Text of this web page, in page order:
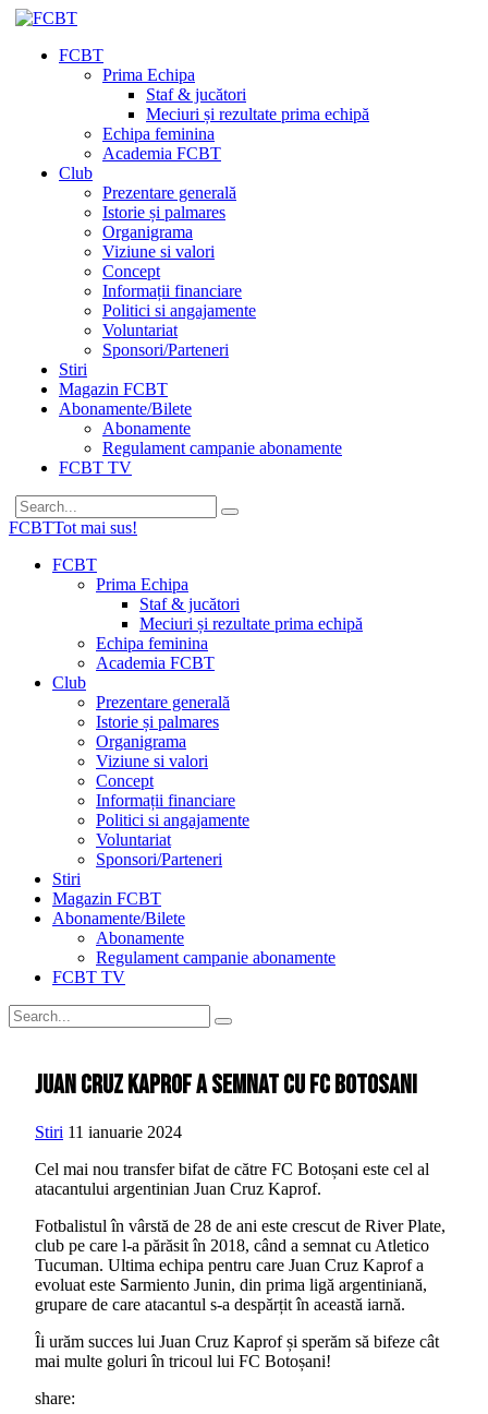
FCBT
Prima Echipa
Staf & jucători
Meciuri și rezultate prima echipă
Echipa feminina
Academia FCBT
Club
Prezentare generală
Istorie și palmares
Organigrama
Viziune si valori
Concept
Informații financiare
Politici si angajamente
Voluntariat
Sponsori/Parteneri
Stiri
Magazin FCBT
Abonamente/Bilete
Abonamente
Regulament campanie abonamente
FCBT TV
FCBTTot mai sus!
FCBT
Prima Echipa
Staf & jucători
Meciuri și rezultate prima echipă
Echipa feminina
Academia FCBT
Club
Prezentare generală
Istorie și palmares
Organigrama
Viziune si valori
Concept
Informații financiare
Politici si angajamente
Voluntariat
Sponsori/Parteneri
Stiri
Magazin FCBT
Abonamente/Bilete
Abonamente
Regulament campanie abonamente
FCBT TV
Juan Cruz Kaprof a semnat cu FC botosani
Stiri 11 ianuarie 2024
Cel mai nou transfer bifat de către FC Botoșani este cel al
atacantului argentinian Juan Cruz Kaprof.
Fotbalistul în vârstă de 28 de ani este crescut de River Plate,
club pe care l-a părăsit în 2018, când a semnat cu Atletico
Tucuman. Ultima echipa pentru care Juan Cruz Kaprof a
evoluat este Sarmiento Junin, din prima ligă argentiniană,
grupare de care atacantul s-a despărțit în această iarnă.
Îi urăm succes lui Juan Cruz Kaprof și sperăm să bifeze cât
mai multe goluri în tricoul lui FC Botoșani!
share: